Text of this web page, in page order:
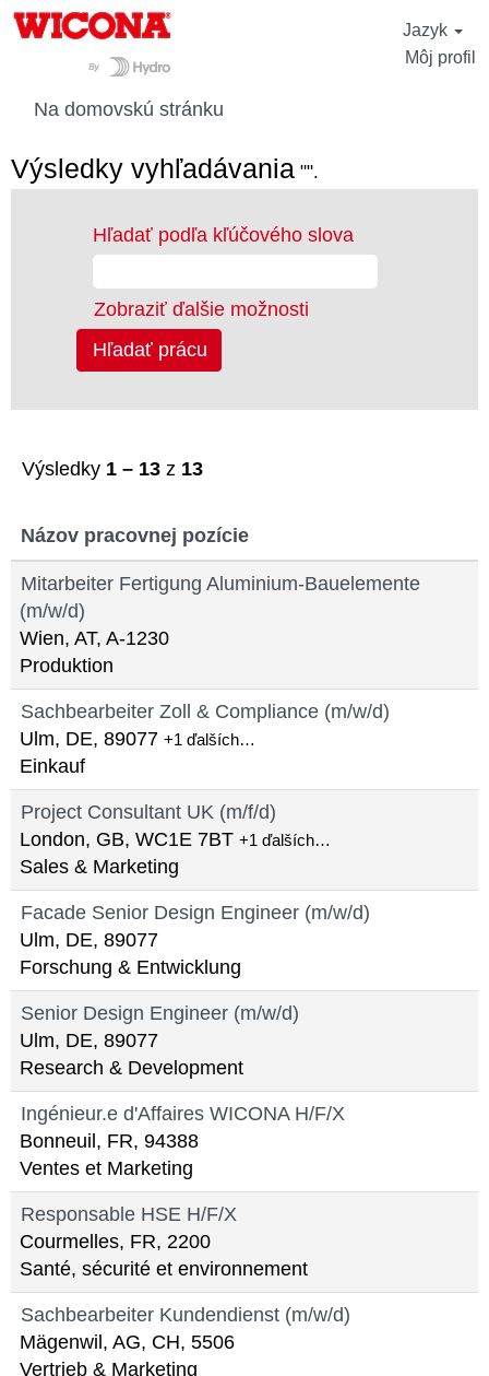
Jazyk
Môj profil
Na domovskú stránku
Výsledky vyhľadávania "".
Hľadať podľa kľúčového slova
Zobraziť ďalšie možnosti
Výsledky 1 – 13 z 13
Názov pracovnej pozície
Mitarbeiter Fertigung Aluminium-Bauelemente
(m/w/d)
Wien, AT, A-1230
Produktion
Sachbearbeiter Zoll & Compliance (m/w/d)
Ulm, DE, 89077 +1 ďalších…
Einkauf
Project Consultant UK (m/f/d)
London, GB, WC1E 7BT +1 ďalších…
Sales & Marketing
Facade Senior Design Engineer (m/w/d)
Ulm, DE, 89077
Forschung & Entwicklung
Senior Design Engineer (m/w/d)
Ulm, DE, 89077
Research & Development
Ingénieur.e d'Affaires WICONA H/F/X
Bonneuil, FR, 94388
Ventes et Marketing
Responsable HSE H/F/X
Courmelles, FR, 2200
Santé, sécurité et environnement
Sachbearbeiter Kundendienst (m/w/d)
Mägenwil, AG, CH, 5506
Vertrieb & Marketing